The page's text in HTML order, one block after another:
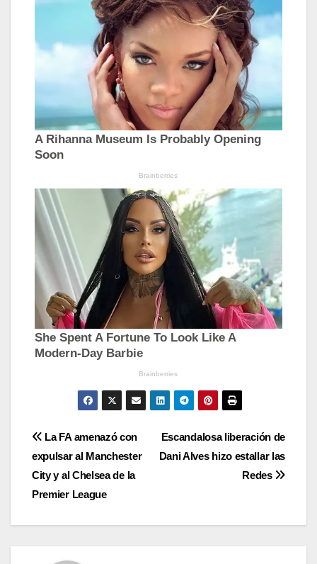
Navegación
de
entradas
Escandalosa liberación de
Dani Alves hizo estallar las
Redes
La FA amenazó con
expulsar al Manchester
City y al Chelsea de la
Premier League